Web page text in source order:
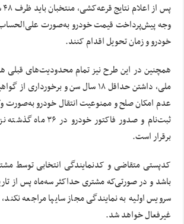
وجه پیش‌پرداخت قیمت خودرو به‌صورت
خودرو و زمان تحویل اقدام کنند.
همچنین در این طرح نیز تمام محدودیت‌های
ملی، داشتن حداقل ۱۸ سال سن و
عدم امکان صلح و ممنوعیت انتقال خودرو به‌صورت
ثبت‌نام و صدور فاکتور
برقرار است.
کدپستی متقاضی و کدنمایندگی انتخابی توسط
باشد و در صورتی‌که مشتری حداکثر سه‌ماه پس از
سرویس اولیه به نمایندگی مجاز سایپا مراجعه
غیرفعال خواهد شد.